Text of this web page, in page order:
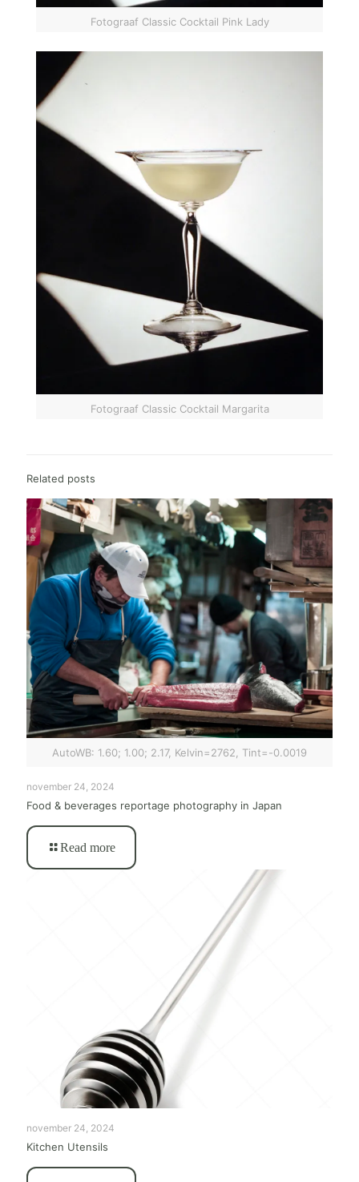
Fotograaf Classic Cocktail Pink Lady
Fotograaf Classic Cocktail Margarita
Related posts
AutoWB: 1.60; 1.00; 2.17, Kelvin=2762, Tint=-0.0019
november 24, 2024
Food & beverages reportage photography in Japan
Read more
november 24, 2024
Kitchen Utensils